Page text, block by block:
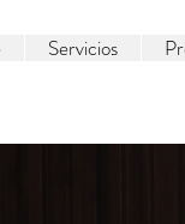
Servicios